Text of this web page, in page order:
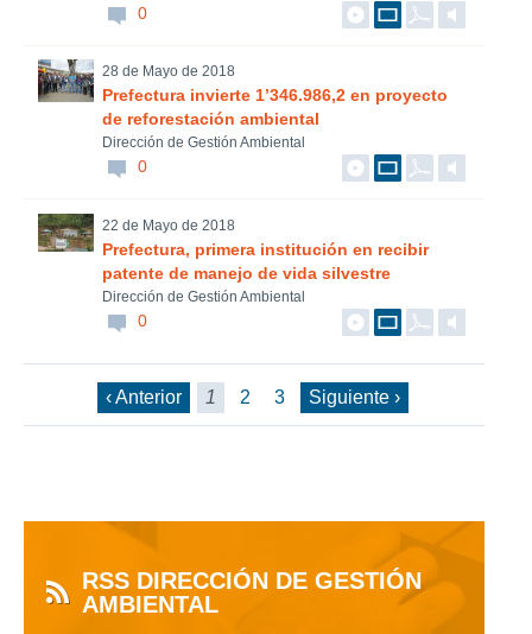
0
28 de Mayo de 2018
Prefectura invierte 1’346.986,2 en proyecto
de reforestación ambiental
Dirección de Gestión Ambiental
0
22 de Mayo de 2018
Prefectura, primera institución en recibir
patente de manejo de vida silvestre
Dirección de Gestión Ambiental
0
‹ Anterior 1 2 3 Siguiente ›
RSS DIRECCIÓN DE GESTIÓN
AMBIENTAL